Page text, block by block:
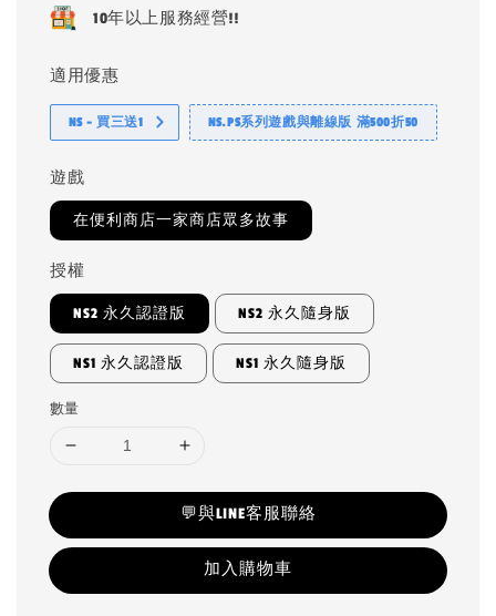
10年以上服務經營!!
適用優惠
NS - 買三送1 NS.PS系列遊戲與離線版 滿500折50
遊戲
在便利商店一家商店眾多故事
授權
NS2 永久認證版 NS2 永久隨身版
NS1 永久認證版 NS1 永久隨身版
數量
💬與LINE客服聯絡
加入購物車